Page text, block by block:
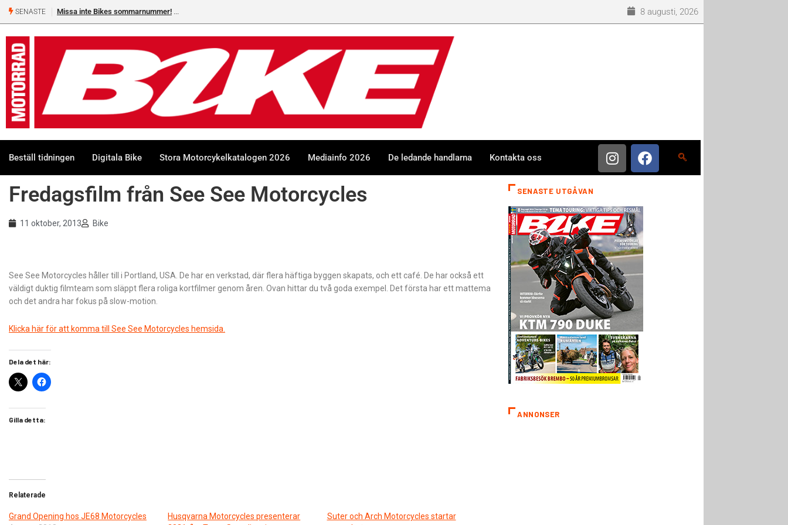
SENASTE Missa inte Bikes sommarnummer! 8 augusti, 2026
Beställ tidningen Digitala Bike Stora Motorcykelkatalogen 2026 Mediainfo 2026 De ledande handlarna Kontakta oss
Fredagsfilm från See See Motorcycles
11 oktober, 2013 Bike
See See Motorcycles håller till i Portland, USA. De har en verkstad, där flera häftiga byggen skapats, och ett café. De har också ett
väldigt duktig filmteam som släppt flera roliga kortfilmer genom åren. Ovan hittar du två goda exempel. Det första har ett mattema
och det andra har fokus på slow-motion.
Klicka här för att komma till See See Motorcycles hemsida.
Dela det här:
Gilla detta:
Relaterade
Grand Opening hos JE68 Motorcycles
Husqvarna Motorcycles presenterar
Suter och Arch Motorcycles startar
SENASTE UTGÅVAN
ANNONSER